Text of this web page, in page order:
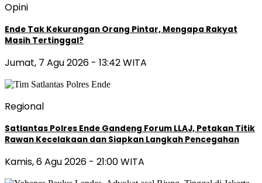
Opini
Ende Tak Kekurangan Orang Pintar, Mengapa Rakyat
Masih Tertinggal?
Jumat, 7 Agu 2026 - 13:42 WITA
Regional
Satlantas Polres Ende Gandeng Forum LLAJ, Petakan Titik
Rawan Kecelakaan dan Siapkan Langkah Pencegahan
Kamis, 6 Agu 2026 - 21:00 WITA